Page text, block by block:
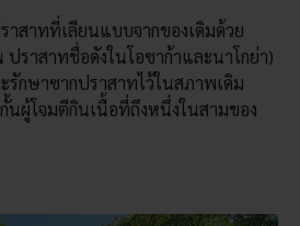
สาทที่เลียนแบบจากของเดิมด้วย
ปราสาทชื่อดังในโอซาก้าและนาโกย่า)
รักษาซากปราสาทไว้ในสภาพเดิม
นผู้โจมตีกินเนื้อที่ถึงหนึ่งในสามของ